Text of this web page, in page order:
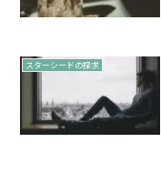
スターシードの探求